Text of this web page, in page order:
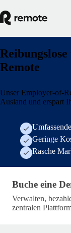
Remote
Unser Employer-of-
Ausland und erspart
Geringe
Rasche
Allgemeines
Buche eine
Verwalten,
zentralen